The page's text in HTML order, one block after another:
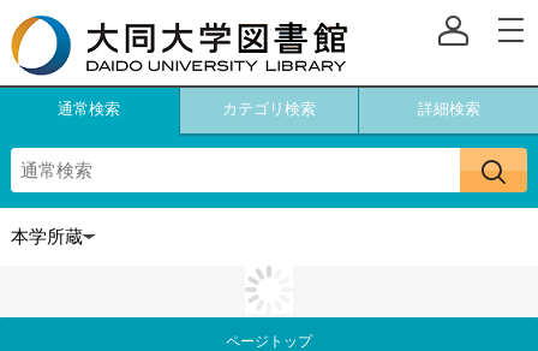
通常検索 カテゴリ検索 詳細検索
ページトップ